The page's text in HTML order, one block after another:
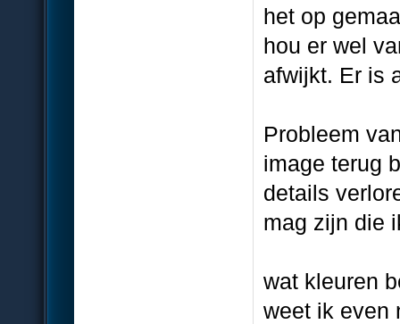
het op
hou er wel
afwijkt. Er is
Probleem
image terug
details
mag zijn die
wat kleuren
weet ik even